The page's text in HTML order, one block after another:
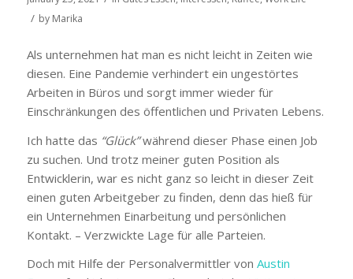
/ by Marika
Als unternehmen hat man es nicht leicht in Zeiten wie
diesen. Eine Pandemie verhindert ein ungestörtes
Arbeiten in Büros und sorgt immer wieder für
Einschränkungen des öffentlichen und Privaten Lebens.
Ich hatte das “Glück”während dieser Phase einen Job
zu suchen. Und trotz meiner guten Position als
Entwicklerin, war es nicht ganz so leicht in dieser Zeit
einen guten Arbeitgeber zu finden, denn das hieß für
ein Unternehmen Einarbeitung und persönlichen
Kontakt. – Verzwickte Lage für alle Parteien.
Doch mit Hilfe der Personalvermittler von Austin